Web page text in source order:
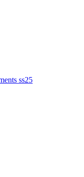
ss25